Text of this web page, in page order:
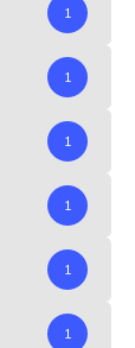
1
1
1
1
1
1